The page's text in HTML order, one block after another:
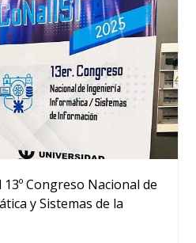
Congreso Nacional de
y Sistemas de la